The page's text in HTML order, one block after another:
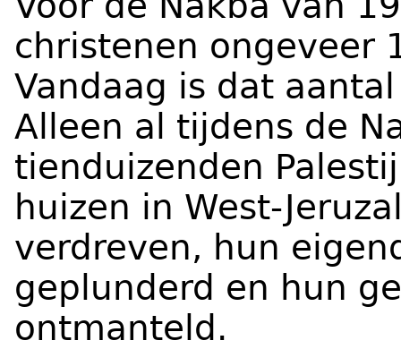
christenen ongeveer
Vandaag is dat
Alleen al tijdens de
tienduizenden
huizen in West-
verdreven, hun
geplunderd en hun
ontmanteld.